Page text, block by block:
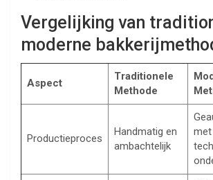
Vergelijking van
moderne
Aspect
Traditionele
Methode
Productieproces
Handmatig en
ambachtelijk
met